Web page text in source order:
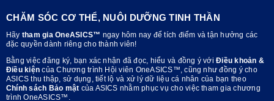
CHĂM SÓC CƠ THỂ, NUÔI DƯỠNG TINH THẦN
Hãy tham gia OneASICS™ ngay hôm nay để tích điểm và tận hưởng các
đặc quyền dành riêng cho thành viên!
Bằng việc đăng ký, bạn xác nhận đã đọc, hiểu và đồng ý với Điều khoản &
Điều kiện của Chương trình Hội viên OneASICS™, cũng như đồng ý cho
ASICS thu thập, sử dụng, tiết lộ và xử lý dữ liệu cá nhân của bạn theo
Chính sách Bảo mật của ASICS nhằm phục vụ cho việc tham gia chương
trình OneASICS™.